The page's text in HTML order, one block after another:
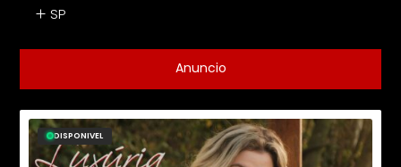
SP
Anuncio
DISPONIVEL